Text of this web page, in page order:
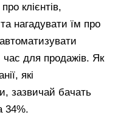
клієнтів,
та нагадувати їм про
час для продажів. Як
які
зазвичай бачать
34%.